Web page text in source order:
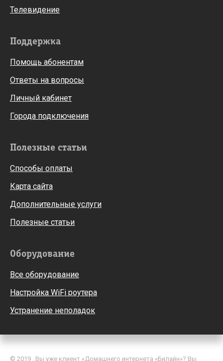
Телевидение
Поддержка
Помощь абонентам
Ответы на вопросы
Личный кабинет
Города подключения
Полезные статьи
Способы оплаты
Карта сайта
Дополнительные услуги
Полезные статьи
Оборудование
Все оборудование
Настройка WiFi роутера
Устранение неполадок
© 2019 . Вы уже клиент «Домашнего интернета «Билайн»? Вы